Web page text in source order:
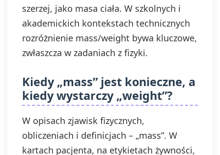
szerzej, jako masa ciała. W szkolnych i
akademickich kontekstach technicznych
rozróżnienie mass/weight bywa kluczowe,
zwłaszcza w zadaniach z fizyki.
Kiedy „mass” jest konieczne, a
kiedy wystarczy „weight”?
W opisach zjawisk fizycznych,
obliczeniach i definicjach – „mass”. W
kartach pacjenta, na etykietach żywności,